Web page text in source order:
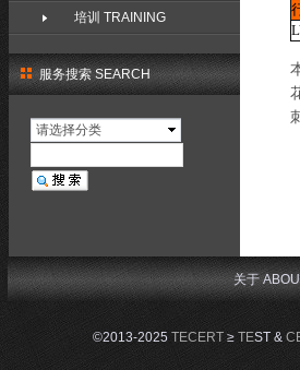
服务搜索 SEARCH
请选择分类
培训 TRAINING
©2013-2025 TECERT≥ TEST &
关于